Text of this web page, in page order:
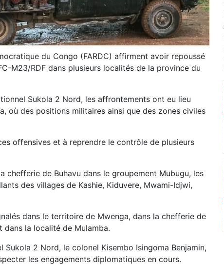
du Congo (FARDC) affirment avoir repoussé
M23/RDF dans plusieurs localités de la province du
Sukola 2 Nord, les affrontements ont eu lieu
où des positions militaires ainsi que des zones civiles
offensives et à reprendre le contrôle de plusieurs
chefferie de Buhavu dans le groupement Mubugu, les
des villages de Kashie, Kiduvere, Mwami-Idjwi,
dans le territoire de Mwenga, dans la chefferie de
la localité de Mulamba.
2 Nord, le colonel Kisembo Isingoma Benjamin,
les engagements diplomatiques en cours.